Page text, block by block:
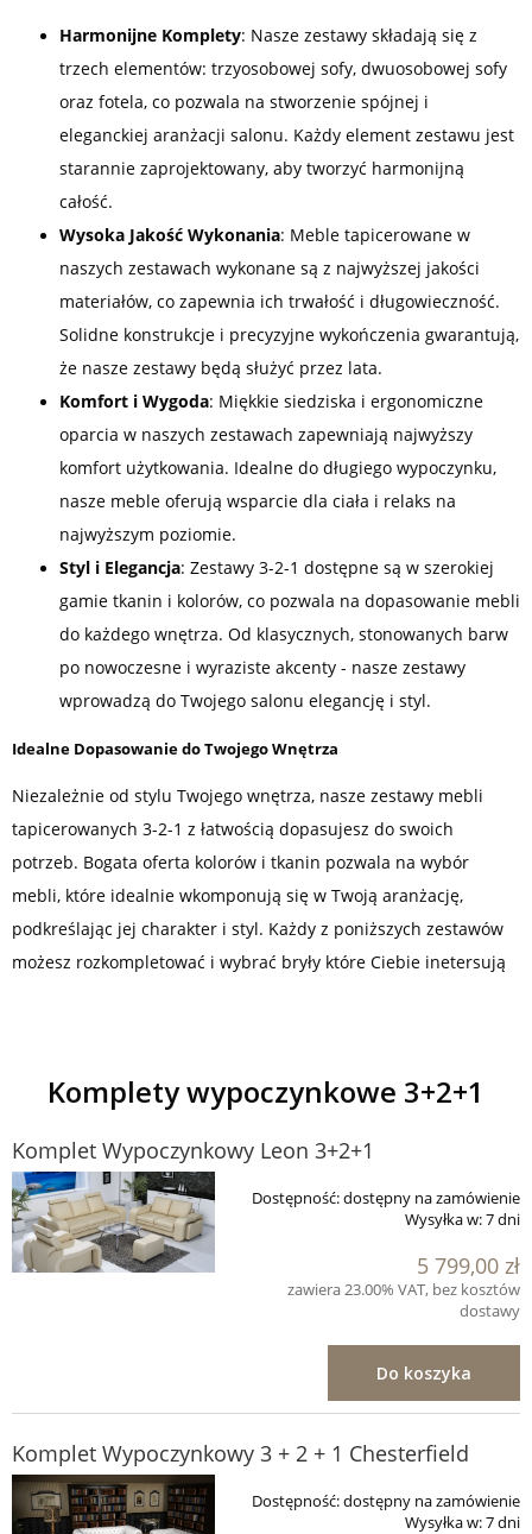
Harmonijne Komplety: Nasze zestawy składają się z
trzech elementów: trzyosobowej sofy, dwuosobowej sofy
oraz fotela, co pozwala na stworzenie spójnej i
eleganckiej aranżacji salonu. Każdy element zestawu jest
starannie zaprojektowany, aby tworzyć harmonijną
całość.
Wysoka Jakość Wykonania: Meble tapicerowane w
naszych zestawach wykonane są z najwyższej jakości
materiałów, co zapewnia ich trwałość i długowieczność.
Solidne konstrukcje i precyzyjne wykończenia gwarantują,
że nasze zestawy będą służyć przez lata.
Komfort i Wygoda: Miękkie siedziska i ergonomiczne
oparcia w naszych zestawach zapewniają najwyższy
komfort użytkowania. Idealne do długiego wypoczynku,
nasze meble oferują wsparcie dla ciała i relaks na
najwyższym poziomie.
Styl i Elegancja: Zestawy 3-2-1 dostępne są w szerokiej
gamie tkanin i kolorów, co pozwala na dopasowanie mebli
do każdego wnętrza. Od klasycznych, stonowanych barw
po nowoczesne i wyraziste akcenty - nasze zestawy
wprowadzą do Twojego salonu elegancję i styl.
Idealne Dopasowanie do Twojego Wnętrza
Niezależnie od stylu Twojego wnętrza, nasze zestawy mebli
tapicerowanych 3-2-1 z łatwością dopasujesz do swoich
potrzeb. Bogata oferta kolorów i tkanin pozwala na wybór
mebli, które idealnie wkomponują się w Twoją aranżację,
podkreślając jej charakter i styl. Każdy z poniższych zestawów
możesz rozkompletować i wybrać bryły które Ciebie inetersują
Komplety wypoczynkowe 3+2+1
Komplet Wypoczynkowy Leon 3+2+1
Dostępność:dostępny na zamówienie
Wysyłka w:7 dni
5 799,00 zł
zawiera 23.00% VAT, bez kosztów
dostawy
Do koszyka
Komplet Wypoczynkowy 3 + 2 + 1 Chesterfield
Dostępność:dostępny na zamówienie
Wysyłka w:7 dni